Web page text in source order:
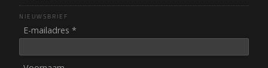
NIEUWSBRIEF
E-mailadres *